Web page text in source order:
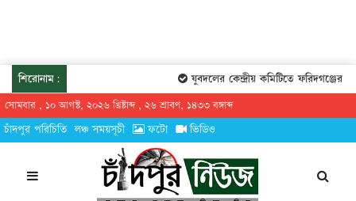
শিরোনাম: যুবদলের কেন্দ্রীয় কমিটিতে ফরিদগঞ্জের
সোমবার , ১০ আগস্ট, ২০২৬ খ্রিষ্টাব্দ , ২৬ শ্রাবণ, ১৪৩৩ বঙ্গাব্দ
চাঁদপুর পরিচিতি লঞ্চ সময়সূচী ফটো ভিডিও